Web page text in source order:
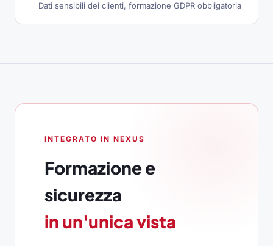
Dati sensibili dei clienti, formazione GDPR obbligatoria
INTEGRATO IN NEXUS
Formazione e
sicurezza
in un'unica vista